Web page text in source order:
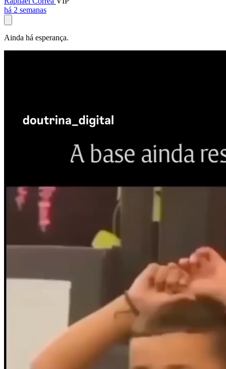
há 2 semanas
Ainda há esperança.